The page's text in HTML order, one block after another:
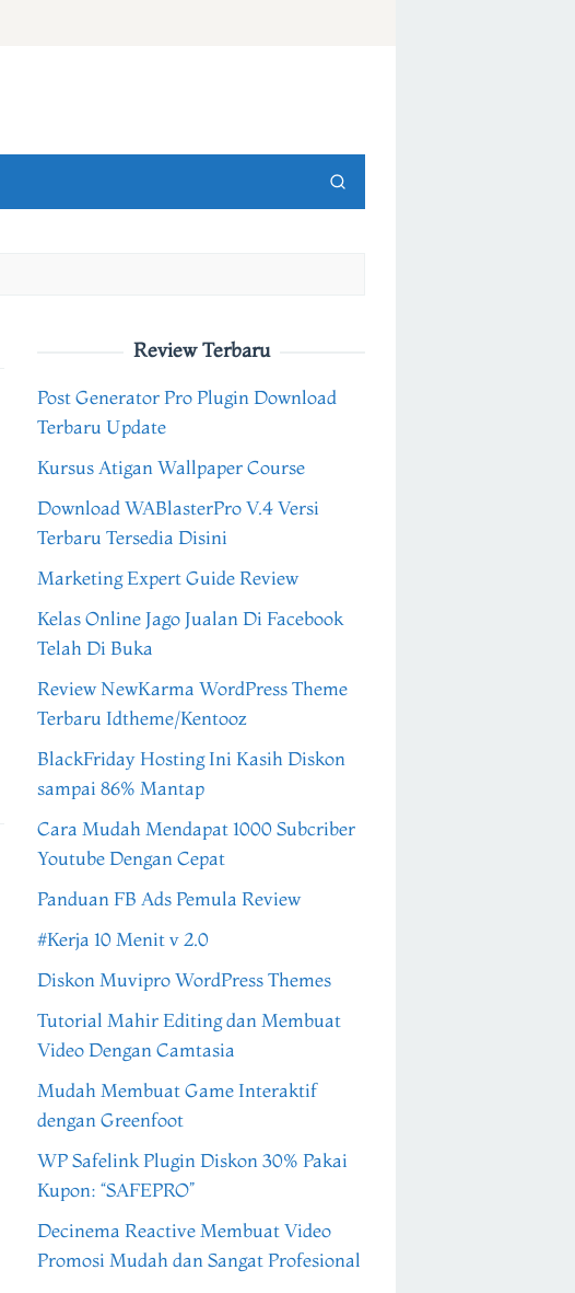
Review Terbaru
Post Generator Pro Plugin Download
Terbaru Update
Kursus Atigan Wallpaper Course
Download WABlasterPro V.4 Versi
Terbaru Tersedia Disini
Marketing Expert Guide Review
Kelas Online Jago Jualan Di Facebook
Telah Di Buka
Review NewKarma WordPress Theme
Terbaru Idtheme/Kentooz
BlackFriday Hosting Ini Kasih Diskon
sampai 86% Mantap
Cara Mudah Mendapat 1000 Subcriber
Youtube Dengan Cepat
Panduan FB Ads Pemula Review
#Kerja 10 Menit v 2.0
Diskon Muvipro WordPress Themes
Tutorial Mahir Editing dan Membuat
Video Dengan Camtasia
Mudah Membuat Game Interaktif
dengan Greenfoot
WP Safelink Plugin Diskon 30% Pakai
Kupon: “SAFEPRO”
Decinema Reactive Membuat Video
Promosi Mudah dan Sangat Profesional